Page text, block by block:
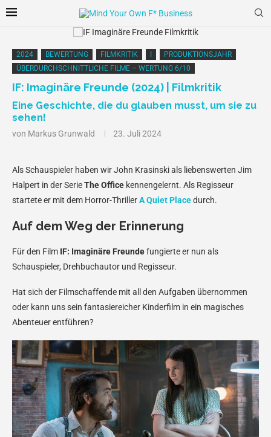
2024 BEWERTUNG FILMKRITIK
PRODUKTIONSJAHR
ÜBERDURCHSCHNITTLICHE FILME – WERTUNG 6/10
IF: Imaginäre Freunde (2024) | Filmkritik
Eine Geschichte, die du glauben musst, um sie zu
sehen!
von Markus Grunwald 23. Juli 2024
Als Schauspieler haben wir John Krasinski als liebenswerten Jim
Halpert in der SerieThe Office kennengelernt. Als Regisseur
startete er mit dem Horror-ThrillerA Quiet Placedurch.
Auf dem Weg der Erinnerung
Für den Film IF: Imaginäre Freundefungierte er nun als
Schauspieler, Drehbuchautor und Regisseur.
Hat sich der Filmschaffende mit all den Aufgaben übernommen
oder kann uns sein fantasiereicher Kinderfilm in ein magisches
Abenteuer entführen?